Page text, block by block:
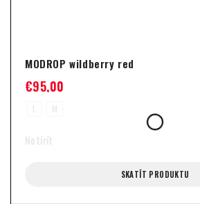
MODROP wildberry red
€95,00
L M
Notīrīt
SKATĪT PRODUKTU